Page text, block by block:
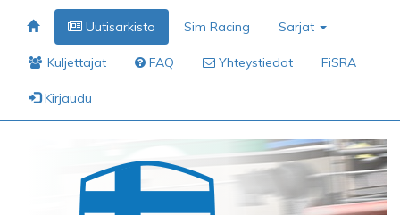
Uutisarkisto Sim Racing Sarjat
Kuljettajat FAQ Yhteystiedot FiSRA
Kirjaudu